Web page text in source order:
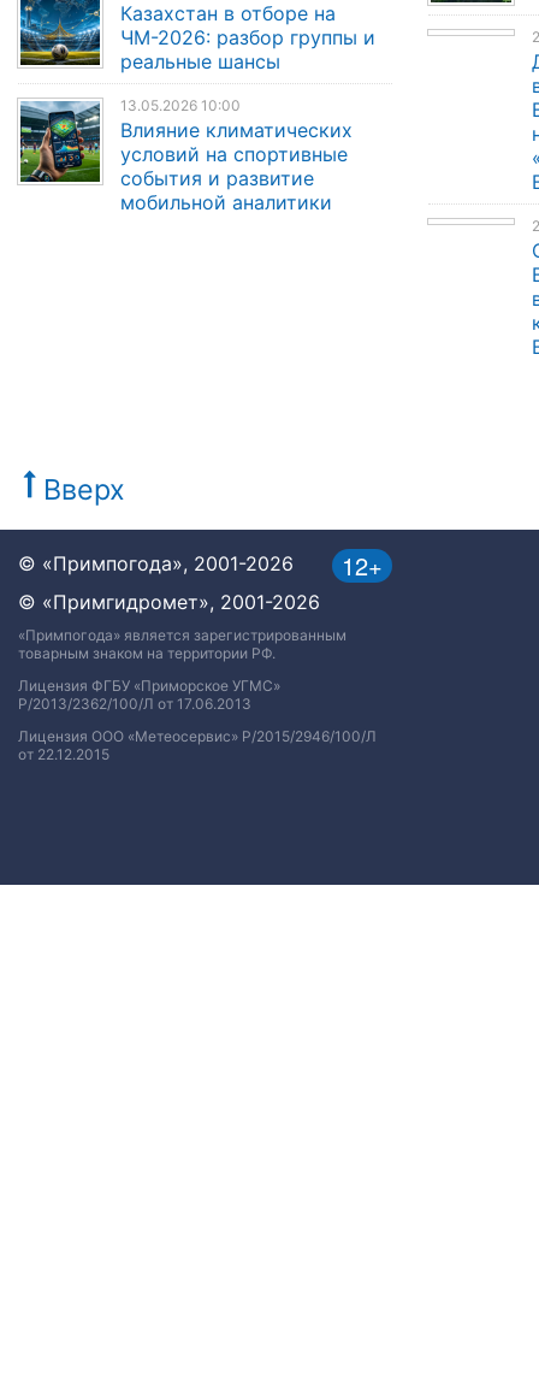
Казахстан в отборе на
ЧМ-2026: разбор группы и
реальные шансы
13.05.2026 10:00
Влияние климатических
условий на спортивные
события и развитие
мобильной аналитики
Вверх
12+
© «Примпогода», 2001-2026
© «Примгидромет», 2001-2026
«Примпогода» является зарегистрированным
товарным знаком на территории РФ.
Лицензия ФГБУ «Приморское УГМС»
Р/2013/2362/100/Л от 17.06.2013
Лицензия ООО «Метеосервис» Р/2015/2946/100/Л
от 22.12.2015